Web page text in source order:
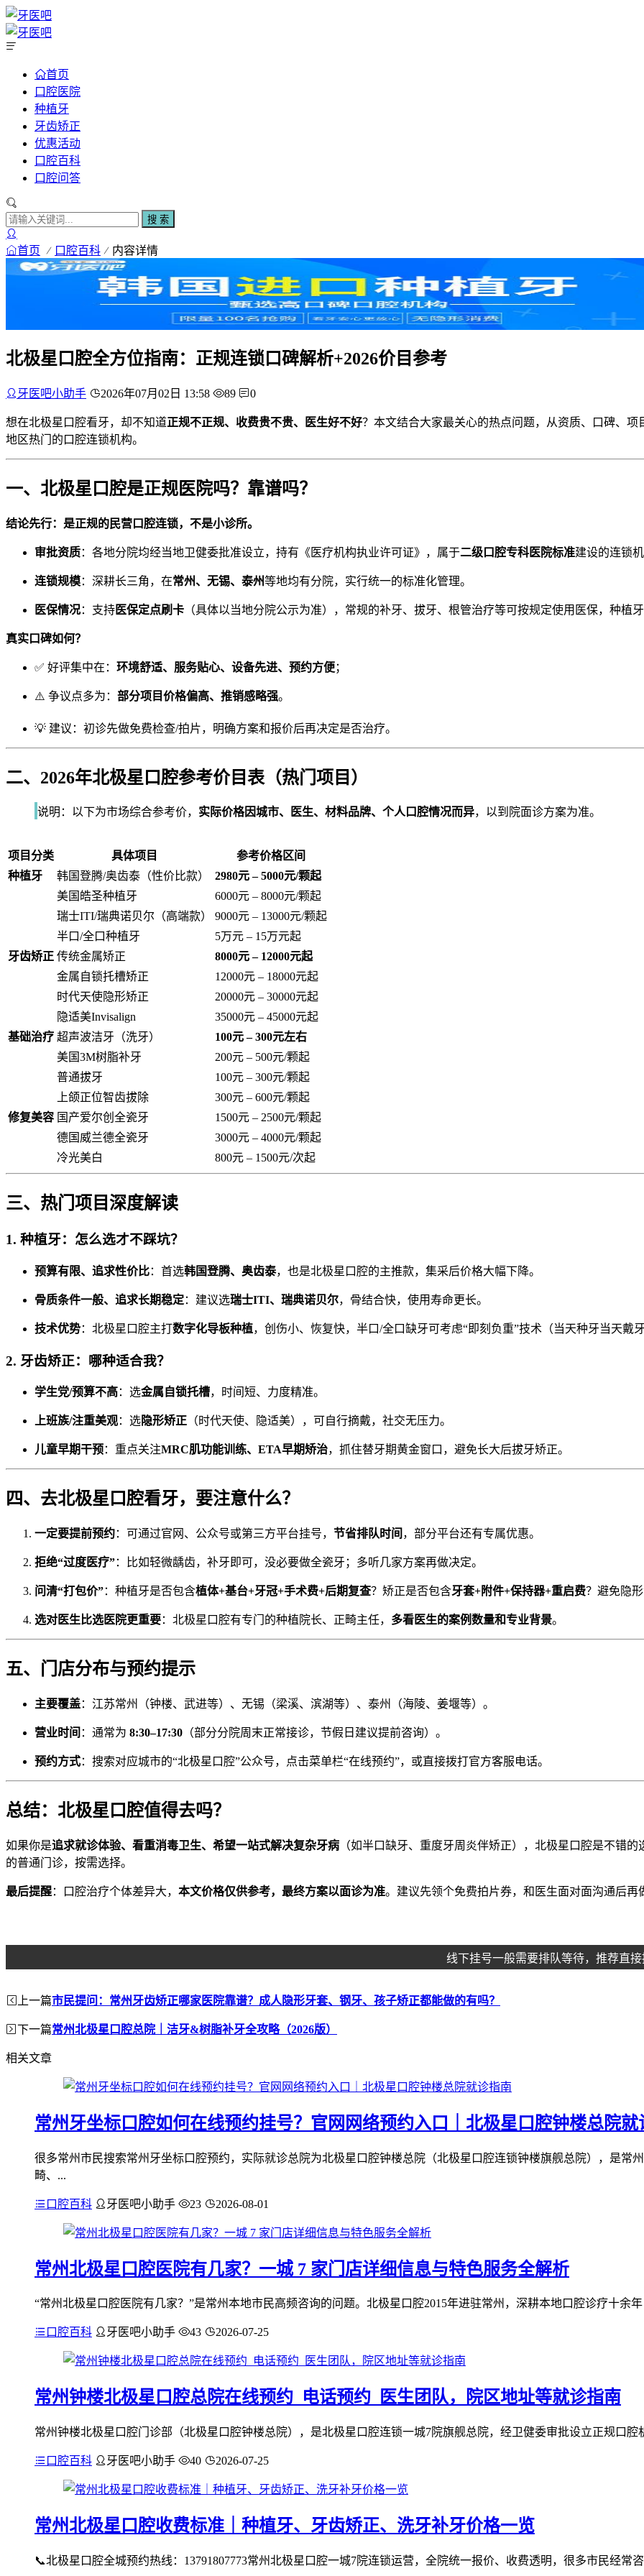
首页
口腔医院
种植牙
牙齿矫正
优惠活动
口腔百科
口腔问答
搜 索
首页 口腔百科 内容详情
北极星口腔全方位指南：正规连锁口碑解析+2026价目参考
牙医吧小助手 2026年07月02日 13:58 89 0
想在北极星口腔看牙，却不知道正规不正规、收费贵不贵、医生好不好？本文结合大家最关心的热点问题，从资质、口碑、
地区热门的口腔连锁机构。
一、北极星口腔是正规医院吗？靠谱吗？
结论先行：是正规的民营口腔连锁，不是小诊所。
审批资质：各地分院均经当地卫健委批准设立，持有《医疗机构执业许可证》，属于二级口腔专科医院标准建设的连锁机
连锁规模：深耕长三角，在常州、无锡、泰州等地均有分院，实行统一的标准化管理。
医保情况：支持医保定点刷卡 （具体以当地分院公示为准），常规的补牙、拔牙、根管治疗等可按规定使用医保，种植
真实口碑如何？
✅ 好评集中在： 环境舒适、服务贴心、设备先进、预约方便；
⚠️ 争议点多为： 部分项目价格偏高、推销感略强。
💡 建议：初诊先做免费检查/拍片，明确方案和报价后再决定是否治疗。
二、2026年北极星口腔参考价目表（热门项目）
说明：以下为市场综合参考价， 实际价格因城市、医生、材料品牌、个人口腔情况而异，以到院面诊方案为准。
项目分类 具体项目
参考价格区间
种植牙
韩国登腾/奥齿泰（性价比款）
2980元 – 5000元/颗起
美国皓圣种植牙
6000元 – 8000元/颗起
瑞士ITI/瑞典诺贝尔（高端款）
9000元 – 13000元/颗起
半口/全口种植牙
5万元 – 15万元起
牙齿矫正 传统金属矫正
8000元 – 12000元起
金属自锁托槽矫正
12000元 – 18000元起
时代天使隐形矫正
20000元 – 30000元起
隐适美Invisalign
35000元 – 45000元起
基础治疗 超声波洁牙（洗牙）
100元 – 300元左右
美国3M树脂补牙
200元 – 500元/颗起
普通拔牙
100元 – 300元/颗起
上颌正位智齿拔除
300元 – 600元/颗起
修复美容 国产爱尔创全瓷牙
1500元 – 2500元/颗起
德国威兰德全瓷牙
3000元 – 4000元/颗起
冷光美白
800元 – 1500元/次起
三、热门项目深度解读
1. 种植牙：怎么选才不踩坑？
预算有限、追求性价比：首选韩国登腾、奥齿泰，也是北极星口腔的主推款，集采后价格大幅下降。
骨质条件一般、追求长期稳定：建议选瑞士ITI、瑞典诺贝尔，骨结合快，使用寿命更长。
技术优势：北极星口腔主打数字化导板种植，创伤小、恢复快，半口/全口缺牙可考虑“即刻负重”技术（当天种牙当天戴牙
2. 牙齿矫正：哪种适合我？
学生党/预算不高：选金属自锁托槽，时间短、力度精准。
上班族/注重美观：选隐形矫正 （时代天使、隐适美），可自行摘戴，社交无压力。
儿童早期干预：重点关注MRC肌功能训练、ETA早期矫治，抓住替牙期黄金窗口，避免长大后拔牙矫正。
四、去北极星口腔看牙，要注意什么？
一定要提前预约：可通过官网、公众号或第三方平台挂号， 节省排队时间 ，部分平台还有专属优惠。
拒绝“过度医疗”：比如轻微龋齿，补牙即可，没必要做全瓷牙；多听几家方案再做决定。
问清“打包价”：种植牙是否包含植体+基台+牙冠+手术费+后期复查？矫正是否包含牙套+附件+保持器+重启费？避免隐形
选对医生比选医院更重要：北极星口腔有专门的种植院长、正畸主任， 多看医生的案例数量和专业背景。
五、门店分布与预约提示
主要覆盖：江苏常州（钟楼、武进等）、无锡（梁溪、滨湖等）、泰州（海陵、姜堰等）。
营业时间 ：通常为 8:30–17:30 （部分分院周末正常接诊，节假日建议提前咨询）。
预约方式：搜索对应城市的“北极星口腔”公众号，点击菜单栏“在线预约”，或直接拨打官方客服电话。
总结：北极星口腔值得去吗？
如果你是追求就诊体验、看重消毒卫生、希望一站式解决复杂牙病 （如半口缺牙、重度牙周炎伴矫正），北极星口腔是不错
的普通门诊，按需选择。
最后提醒：口腔治疗个体差异大， 本文价格仅供参考，最终方案以面诊为准。建议先领个免费拍片券，和医生面对面沟通后再
线下挂号一般需要排队等待，推荐直
上一篇市民提问：常州牙齿矫正哪家医院靠谱？成人隐形牙套、钢牙、孩子矫正都能做的有吗？
下一篇常州北极星口腔总院｜洁牙&树脂补牙全攻略（2026版）
相关文章
常州牙坐标口腔如何在线预约挂号？官网网络预约入口｜北极星口腔钟楼总院就
很多常州市民搜索常州牙坐标口腔预约，实际就诊总院为北极星口腔钟楼总院（北极星口腔连锁钟楼旗舰总院），是常
畸、...
口腔百科 牙医吧小助手 23 2026-08-01
常州北极星口腔医院有几家？一城 7 家门店详细信息与特色服务全解析
“常州北极星口腔医院有几家？”是常州本地市民高频咨询的问题。北极星口腔2015年进驻常州，深耕本地口腔诊疗十余
口腔百科 牙医吧小助手 43 2026-07-25
常州钟楼北极星口腔总院在线预约_电话预约_医生团队，院区地址等就诊指南
常州钟楼北极星口腔门诊部（北极星口腔钟楼总院），是北极星口腔连锁一城7院旗舰总院，经卫健委审批设立正规口
口腔百科 牙医吧小助手 40 2026-07-25
常州北极星口腔收费标准｜种植牙、牙齿矫正、洗牙补牙价格一览
📞北极星口腔全城预约热线：13791807773常州北极星口腔一城7院连锁运营，全院统一报价、收费透明，很多市民经常